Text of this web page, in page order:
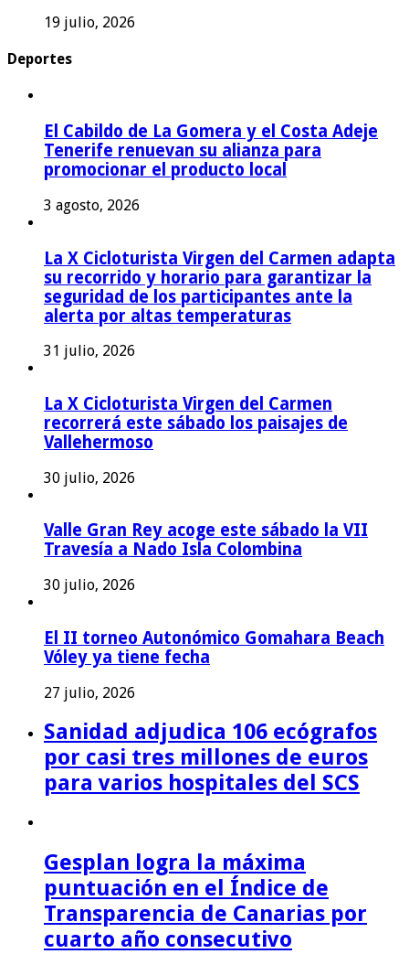
19 julio, 2026
Deportes
El Cabildo de La Gomera y el Costa Adeje
Tenerife renuevan su alianza para
promocionar el producto local
3 agosto, 2026
La X Cicloturista Virgen del Carmen adapta
su recorrido y horario para garantizar la
seguridad de los participantes ante la
alerta por altas temperaturas
31 julio, 2026
La X Cicloturista Virgen del Carmen
recorrerá este sábado los paisajes de
Vallehermoso
30 julio, 2026
Valle Gran Rey acoge este sábado la VII
Travesía a Nado Isla Colombina
30 julio, 2026
El II torneo Autonómico Gomahara Beach
Vóley ya tiene fecha
27 julio, 2026
Sanidad adjudica 106 ecógrafos
por casi tres millones de euros
para varios hospitales del SCS
Gesplan logra la máxima
puntuación en el Índice de
Transparencia de Canarias por
cuarto año consecutivo